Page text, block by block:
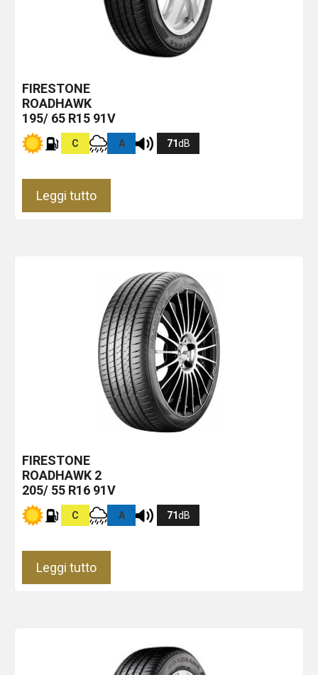
FIRESTONE
ROADHAWK
195/ 65 R15 91V
C A 71dB
Leggi tutto
FIRESTONE
ROADHAWK 2
205/ 55 R16 91V
C A 71dB
Leggi tutto